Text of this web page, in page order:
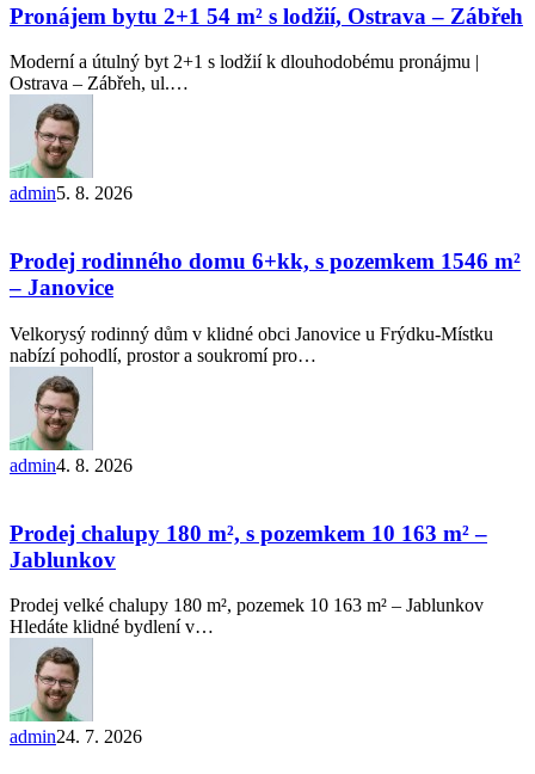
2+1 54 m²
s lodžií,
Ostrava
–
Zábřeh
Pronájem bytu 2+1 54 m² s lodžií, Ostrava – Zábřeh
Moderní a útulný byt 2+1 s lodžií k dlouhodobému pronájmu |
Ostrava – Zábřeh, ul.…
admin5. 8. 2026
domu
6+kk,
s pozemkem
–
Janovice
Prodej rodinného domu 6+kk, s pozemkem 1546 m²
– Janovice
Velkorysý rodinný dům v klidné obci Janovice u Frýdku-Místku
nabízí pohodlí, prostor a soukromí pro…
admin4. 8. 2026
180
m²,
s pozemkem
–
Jablunkov
Prodej chalupy 180 m², s pozemkem 10 163 m² –
Jablunkov
Prodej velké chalupy 180 m², pozemek 10 163 m² – Jablunkov
Hledáte klidné bydlení v…
admin24. 7. 2026